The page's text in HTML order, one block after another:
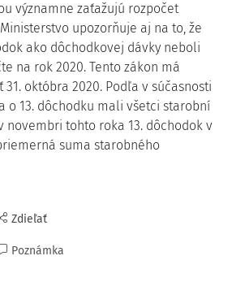
významne zaťažujú rozpočet
upozorňuje aj na to, že
ako dôchodkovej dávky neboli
na rok 2020. Tento zákon má
októbra 2020. Podľa v súčasnosti
o 13. dôchodku mali všetci starobní
novembri tohto roka 13. dôchodok v
suma starobného
Zdieľať
Poznámka